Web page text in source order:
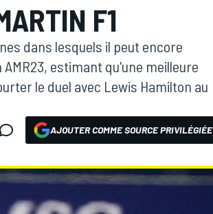
F1
dans lesquels il peut encore
estimant qu'une meilleure
le duel avec Lewis Hamilton au
AJOUTER COMME SOURCE PRIVILÉGIÉE